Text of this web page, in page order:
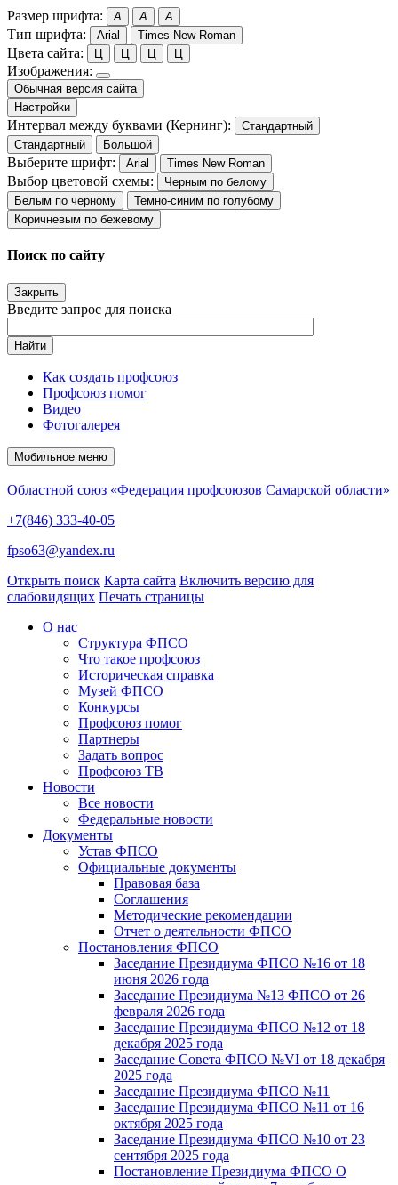
Размер шрифта: A A A
Тип шрифта: Arial Times New Roman
Цвета сайта: Ц Ц Ц Ц
Изображения:
Обычная версия сайта
Настройки
Интервал между буквами (Кернинг):
Стандартный
Стандартный
Большой
Выберите шрифт: Arial Times New Roman
Выбор цветовой схемы:
Черным по белому
Белым по черному
Темно-синим по голубому
Коричневым по бежевому
Поиск по сайту
Закрыть
Введите запрос для поиска
Найти
Как создать профсоюз
Профсоюз помог
Видео
Фотогалерея
Мобильное меню
Областной союз «Федерация профсоюзов Самарской области»
+7(846) 333-40-05
fpso63@yandex.ru
Открыть поиск Карта сайта Включить версию для
слабовидящих Печать страницы
О нас
Структура ФПСО
Что такое профсоюз
Историческая справка
Музей ФПСО
Конкурсы
Профсоюз помог
Партнеры
Задать вопрос
Профсоюз ТВ
Новости
Все новости
Федеральные новости
Документы
Устав ФПСО
Официальные документы
Правовая база
Соглашения
Методические рекомендации
Отчет о деятельности ФПСО
Постановления ФПСО
Заседание Президиума ФПСО №16 от 18
июня 2026 года
Заседание Президиума №13 ФПСО от 26
февраля 2026 года
Заседание Президиума ФПСО №12 от 18
декабря 2025 года
Заседание Совета ФПСО №VI от 18 декабря
2025 года
Заседание Президиума ФПСО №11
Заседание Президиума ФПСО №11 от 16
октября 2025 года
Заседание Президиума ФПСО №10 от 23
сентября 2025 года
Постановление Президиума ФПСО О